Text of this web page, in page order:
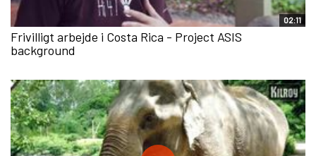
02:11
Frivilligt arbejde i Costa Rica - Project ASIS
background